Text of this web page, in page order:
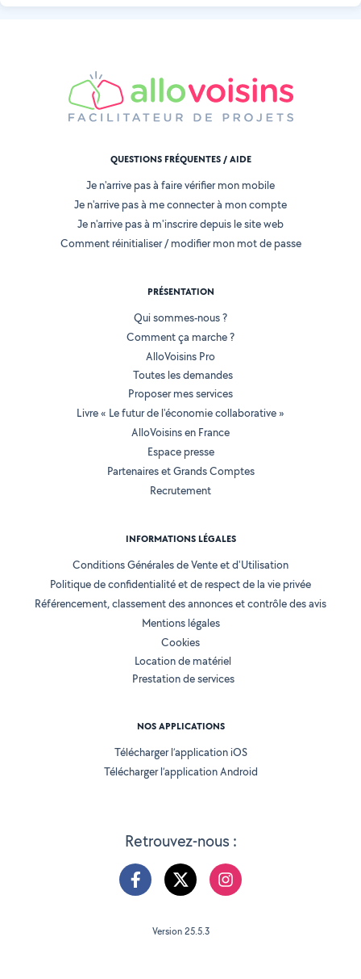
Retrouvez-nous :
QUESTIONS FRÉQUENTES / AIDE
Je n'arrive pas à faire vérifier mon mobile
Je n'arrive pas à me connecter à mon compte
Je n'arrive pas à m'inscrire depuis le site web
Comment réinitialiser / modifier mon mot de passe
PRÉSENTATION
Qui sommes-nous ?
Comment ça marche ?
AlloVoisins Pro
Toutes les demandes
Proposer mes services
Livre « Le futur de l'économie collaborative »
AlloVoisins en France
Espace presse
Partenaires et Grands Comptes
Recrutement
INFORMATIONS LÉGALES
Conditions Générales de Vente et d'Utilisation
Politique de confidentialité et de respect de la vie privée
Référencement, classement des annonces et contrôle des avis
Mentions légales
Cookies
Location de matériel
Prestation de services
NOS APPLICATIONS
Télécharger l’application iOS
Télécharger l’application Android
Version 25.5.3